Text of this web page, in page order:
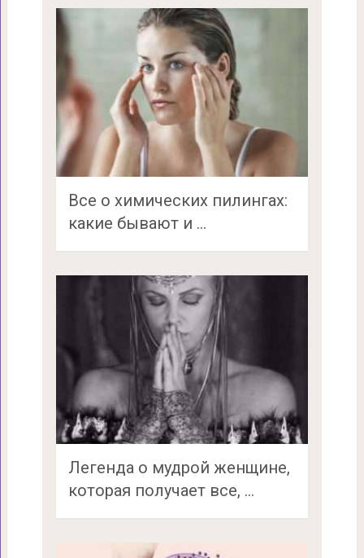
Все о химических пилингах:
какие бывают и …
Легенда о мудрой женщине,
которая получает все, …